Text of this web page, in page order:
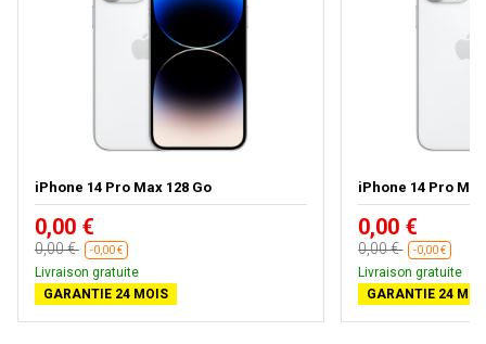
iPhone 14 Pro Max 128 Go
0,00 €
0,00 € -0,00 €
Livraison gratuite
GARANTIE 24 MOIS
iPhone 14 Pro
0,00 €
0,00 € -0,00 €
Livraison gratuite
GARANTIE 24